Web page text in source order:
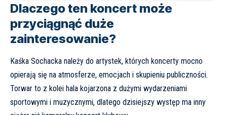
Dlaczego ten koncert może
przyciągnąć duże
zainteresowanie?
Kaśka Sochacka należy do artystek, których koncerty mocno
opierają się na atmosferze, emocjach i skupieniu publiczności.
Torwar to z kolei hala kojarzona z dużymi wydarzeniami
sportowymi i muzycznymi, dlatego dzisiejszy występ ma inny